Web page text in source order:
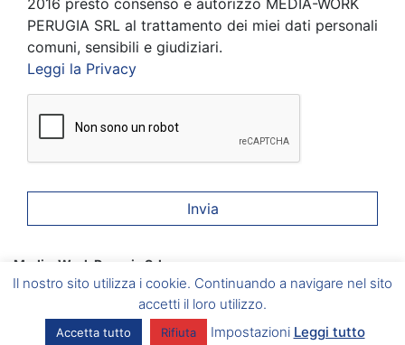
2016 presto consenso e autorizzo MEDIA-WORK
PERUGIA SRL al trattamento dei miei dati personali
comuni, sensibili e giudiziari.
Leggi la Privacy
Media-Work Perugia Srl
Corciano (PG) Via A. Gramsci, 6 – Foligno(PG) Via A. Vici, 20
– Umbertide (PG) Via del Vignola, 5 –Marsciano(PG) Via
Caduti sul Lavoro, 2/B
P.I. 03086440546 – Aut. Min. del Lavoro e della Previdenza
Sociale Prot. 39/0006811/MA004.A003 del 15/05/2012
Il nostro sito utilizza i cookie. Continuando a navigare nel sito
accetti il loro utilizzo.
Accetta tutto Rifiuta Impostazioni Leggi tutto